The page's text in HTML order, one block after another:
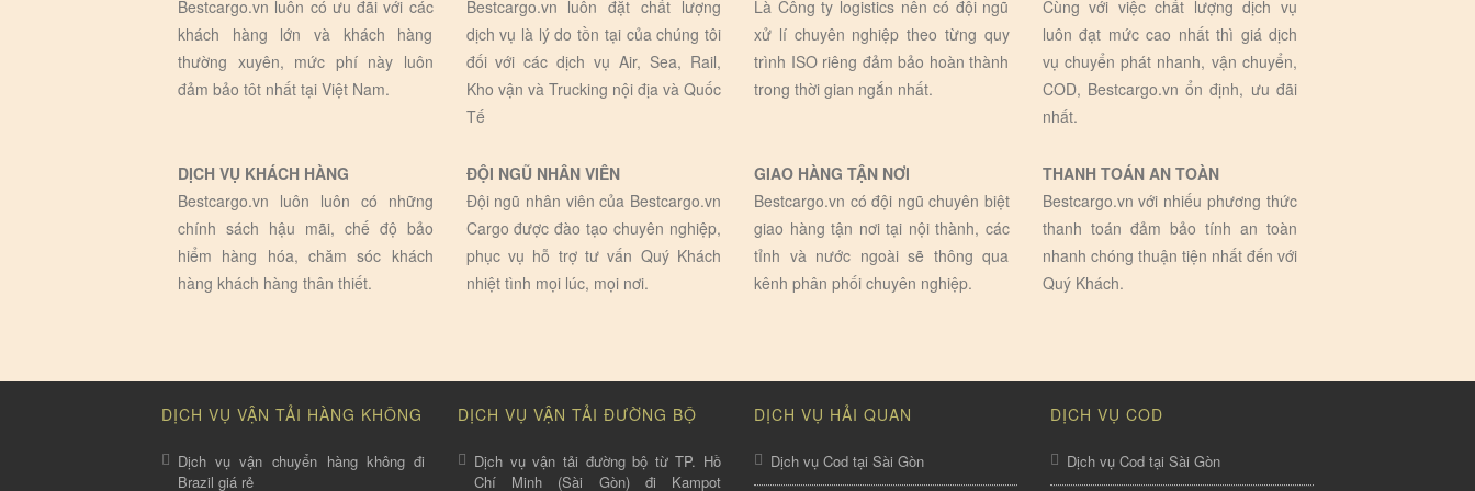
Bestcargo.vn luôn có ưu đãi với các
khách hàng lớn và khách hàng
thường xuyên, mức phí này luôn
đảm bảo tôt nhất tại Việt Nam.
Bestcargo.vn luôn đặt chất lượng
dịch vụ là lý do tồn tại của chúng tôi
đối với các dịch vụ Air, Sea, Rail,
Kho vận và Trucking nội địa và Quốc
Tế
Là Công ty logistics nên có đội ngũ
xử lí chuyên nghiệp theo từng quy
trình ISO riêng đảm bảo hoàn thành
trong thời gian ngắn nhất.
Cùng với việc chất lượng dịch vụ
luôn đạt mức cao nhất thì giá dịch
vụ chuyển phát nhanh, vận chuyển,
COD, Bestcargo.vn ổn định, ưu đãi
nhất.
DỊCH VỤ KHÁCH HÀNG
Bestcargo.vn luôn luôn có những
chính sách hậu mãi, chế độ bảo
hiểm hàng hóa, chăm sóc khách
hàng khách hàng thân thiết.
ĐỘI NGŨ NHÂN VIÊN
Đội ngũ nhân viên của Bestcargo.vn
Cargo được đào tạo chuyên nghiệp,
phục vụ hỗ trợ tư vấn Quý Khách
nhiệt tình mọi lúc, mọi nơi.
GIAO HÀNG TẬN NƠI
Bestcargo.vn có đội ngũ chuyên biệt
giao hàng tận nơi tại nội thành, các
tỉnh và nước ngoài sẽ thông qua
kênh phân phối chuyên nghiệp.
THANH TOÁN AN TOÀN
Bestcargo.vn với nhiếu phương thức
thanh toán đảm bảo tính an toàn
nhanh chóng thuận tiện nhất đến với
Quý Khách.
DỊCH VỤ VẬN TẢI HÀNG KHÔNG
Dịch vụ vận chuyển hàng không đi
Brazil giá rẻ
DỊCH VỤ VẬN TẢI ĐƯỜNG BỘ
Dịch vụ vận tải đường bộ từ TP. Hồ
Chí Minh (Sài Gòn) đi Kampot
DỊCH VỤ HẢI QUAN
Dịch vụ Cod tại Sài Gòn
DỊCH VỤ COD
Dịch vụ Cod tại Sài Gòn